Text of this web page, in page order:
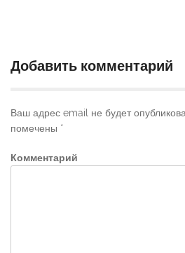
Добавить комментарий
Ваш адрес email не будет
помечены *
Комментарий